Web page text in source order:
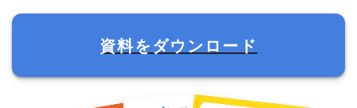
資料をダウンロード